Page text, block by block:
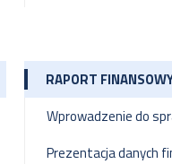
RAPORT
Wprowadzenie do
Prezentacja danych